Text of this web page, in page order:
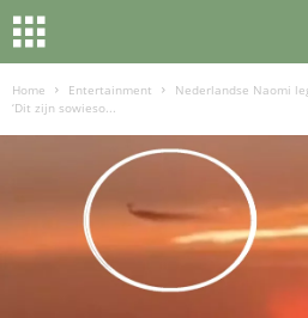
Home Entertainment
Nederlandse Naomi
‘Dit zijn sowieso...